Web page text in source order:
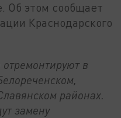
Об этом сообщает
Краснодарского
в
районах.
замену